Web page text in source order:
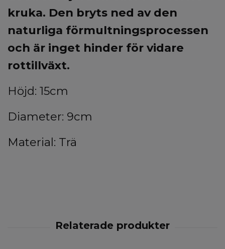
kruka. Den bryts ned av den
naturliga förmultningsprocessen
och är inget hinder för vidare
rottillväxt.
Höjd: 15cm
Diameter: 9cm
Material: Trä